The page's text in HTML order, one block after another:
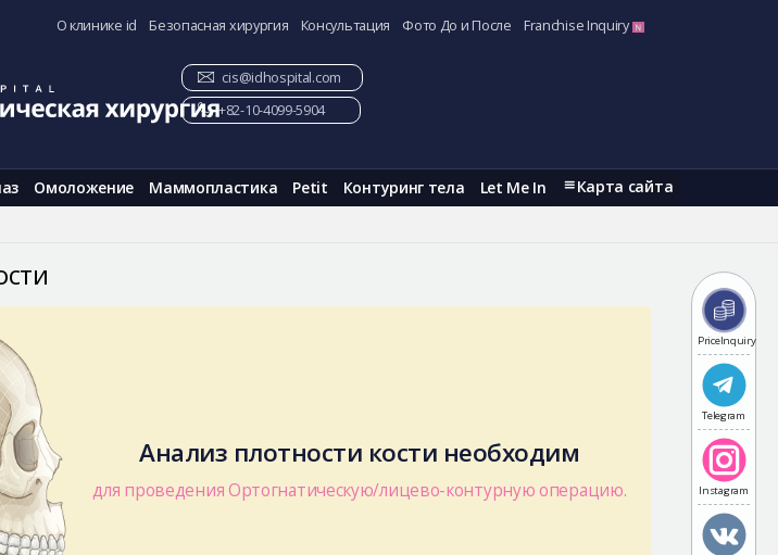
О клинике id Безопасная хирургия Консультация Фото До и После Franchise Inquiry
Омоложение Маммопластика Petit Контуринг тела Let Me In Карта сайта
cis@idhospital.com
+82-10-4099-5904
PriceInquiry
Telegram
Instagram
Анализ плотности кости необходим
для проведения Ортогнатическую/лицево-контурную операцию.